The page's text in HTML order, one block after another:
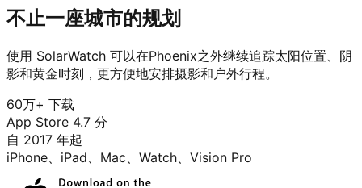
不止一座城市的规划
使用 SolarWatch 可以在Phoenix之外继续追踪太阳位置、阴
影和黄金时刻，更方便地安排摄影和户外行程。
60万+ 下载
App Store 4.7 分
自 2017 年起
iPhone、iPad、Mac、Watch、Vision Pro